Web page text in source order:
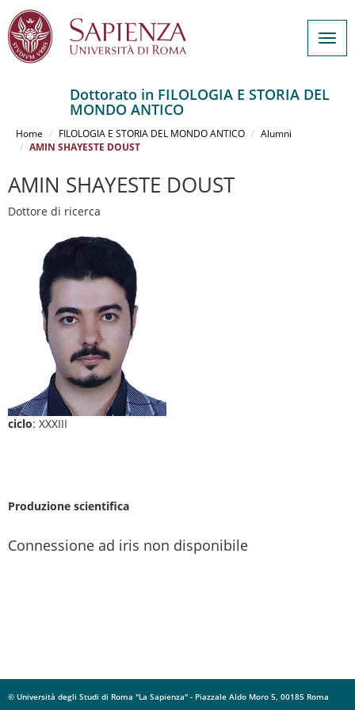
contenuto
Dottorato in FILOLOGIA E STORIA DEL
MONDO ANTICO
Home FILOLOGIA E STORIA DEL MONDO ANTICO
Alumni
AMIN SHAYESTE DOUST
AMIN SHAYESTE DOUST
Dottore di ricerca
ciclo: XXXIII
Produzione scientifica
Connessione ad iris non disponibile
© Università degli Studi di Roma "La Sapienza" - Piazzale Aldo Moro 5, 00185 Roma